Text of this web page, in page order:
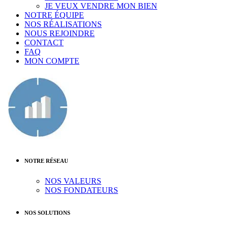
JE VEUX VENDRE MON BIEN
NOTRE ÉQUIPE
NOS RÉALISATIONS
NOUS REJOINDRE
CONTACT
FAQ
MON COMPTE
NOTRE RÉSEAU
NOS VALEURS
NOS FONDATEURS
NOS SOLUTIONS